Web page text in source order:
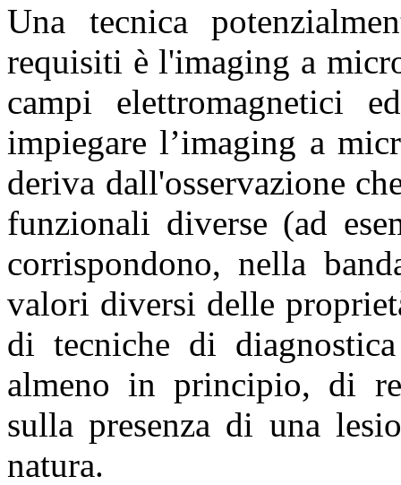
Una tecnica
requisiti è l'imaging a
campi elettromagnetici
impiegare l’imaging a
deriva dall'osservazione
funzionali diverse (ad
corrispondono, nella
valori diversi delle
di tecniche di diagnostica
almeno in principio, di
sulla presenza di una
natura.